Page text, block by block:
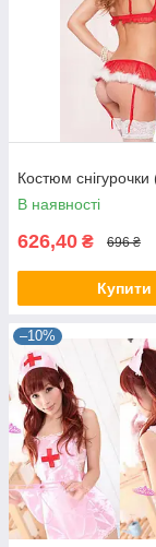
Костюм снігурочки
В наявності
626,40 ₴ 696 ₴
Купити
–10%